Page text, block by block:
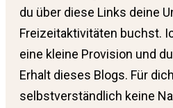
du über diese Links deine
Freizeitaktivitäten buchst.
eine kleine Provision und
Erhalt dieses Blogs. Für
selbstverständlich keine